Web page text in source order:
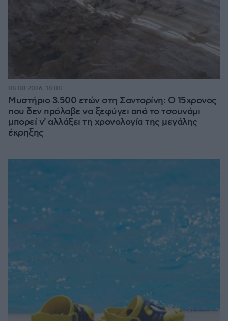
Μυστήριο 3.500 ετών στη Σαντορίνη: Ο 15χρονος
που δεν πρόλαβε να ξεφύγει από το τσουνάμι
μπορεί ν' αλλάξει τη χρονολογία της μεγάλης
έκρηξης
08.08.2026, 18:08